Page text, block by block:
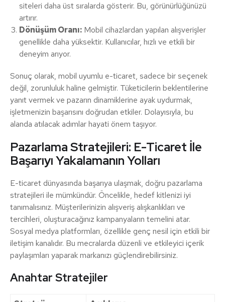
siteleri daha üst sıralarda gösterir. Bu, görünürlüğünüzü
artırır.
Dönüşüm Oranı: Mobil cihazlardan yapılan alışverişler
genellikle daha yüksektir. Kullanıcılar, hızlı ve etkili bir
deneyim arıyor.
Sonuç olarak, mobil uyumlu e-ticaret, sadece bir seçenek
değil, zorunluluk haline gelmiştir. Tüketicilerin beklentilerine
yanıt vermek ve pazarın dinamiklerine ayak uydurmak,
işletmenizin başarısını doğrudan etkiler. Dolayısıyla, bu
alanda atılacak adımlar hayati önem taşıyor.
Pazarlama Stratejileri: E-Ticaret İle
Başarıyı Yakalamanın Yolları
E-ticaret dünyasında başarıya ulaşmak, doğru pazarlama
stratejileri ile mümkündür. Öncelikle, hedef kitlenizi iyi
tanımalısınız. Müşterilerinizin alışveriş alışkanlıkları ve
tercihleri, oluşturacağınız kampanyaların temelini atar.
Sosyal medya platformları, özellikle genç nesil için etkili bir
iletişim kanalıdır. Bu mecralarda düzenli ve etkileyici içerik
paylaşımları yaparak markanızı güçlendirebilirsiniz.
Anahtar Stratejiler